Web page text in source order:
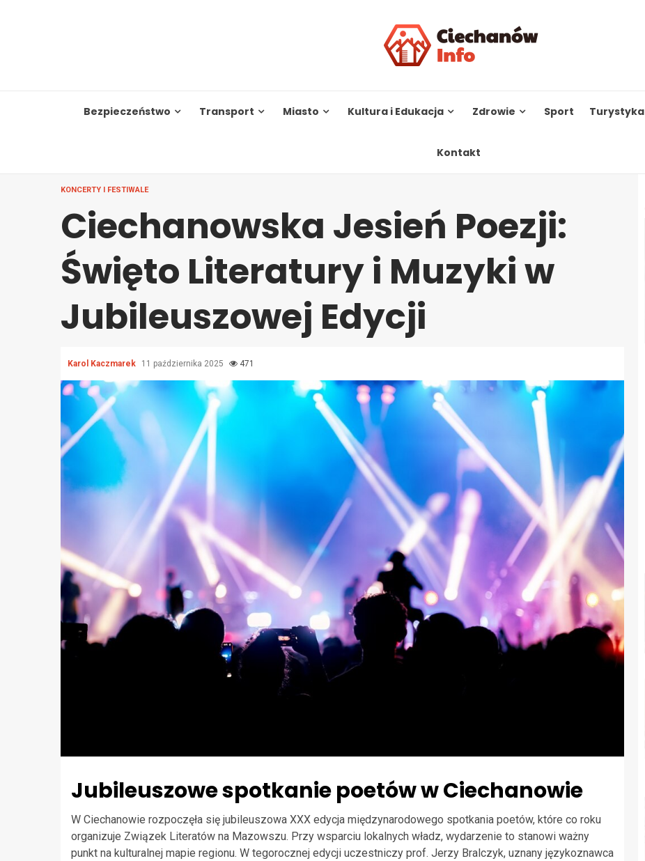
Bezpieczeństwo Transport Miasto Kultura i Edukacja Zdrowie Sport Turystyka
Kontakt
KONCERTY I FESTIWALE
Ciechanowska Jesień Poezji:
Święto Literatury i Muzyki w
Jubileuszowej Edycji
Karol Kaczmarek 11 października 2025 471
Jubileuszowe spotkanie poetów w Ciechanowie
W Ciechanowie rozpoczęła się jubileuszowa XXX edycja międzynarodowego spotkania poetów, które co roku
organizuje Związek Literatów na Mazowszu. Przy wsparciu lokalnych władz, wydarzenie to stanowi ważny
punkt na kulturalnej mapie regionu. W tegorocznej edycji uczestniczy prof. Jerzy Bralczyk, uznany językoznawca